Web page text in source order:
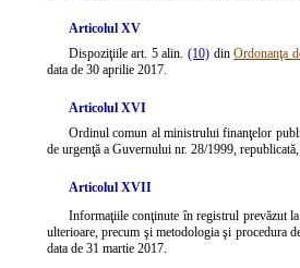
Articolul XV
Dispoziţiile art. 5 alin.(10) dinOrdonanţa
data de 30 aprilie 2017.
Articolul XVI
Ordinul comun al ministrului finanţelor
de urgenţă a Guvernului nr. 28/1999,
Articolul XVII
Informaţiile conţinute în registrul prevăzut
ulterioare, precum şi metodologia şi procedura
data de 31 martie 2017.